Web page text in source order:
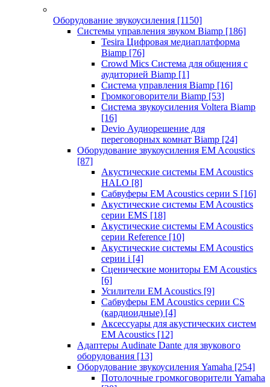
Оборудование звукоусиления [1150]
Системы управления звуком Biamp [186]
Tesira Цифровая медиаплатформа
Biamp [76]
Crowd Mics Система для общения с
аудиторией Biamp [1]
Система управления Biamp [16]
Громкоговорители Biamp [53]
Система звукоусиления Voltera Biamp
[16]
Devio Аудиорешение для
переговорных комнат Biamp [24]
Оборудование звукоусиления EM Acoustics
[87]
Акустические системы EM Acoustics
HALO [8]
Сабвуферы EM Acoustics серии S [16]
Акустические системы EM Acoustics
серии EMS [18]
Акустические системы EM Acoustics
серии Reference [10]
Акустические системы EM Acoustics
серии i [4]
Сценические мониторы EM Acoustics
[6]
Усилители EM Acoustics [9]
Сабвуферы EM Acoustics серии CS
(кардиоидные) [4]
Аксессуары для акустических систем
EM Acoustics [12]
Адаптеры Audinate Dante для звукового
оборудования [13]
Оборудование звукоусиления Yamaha [254]
Потолочные громкоговорители Yamaha